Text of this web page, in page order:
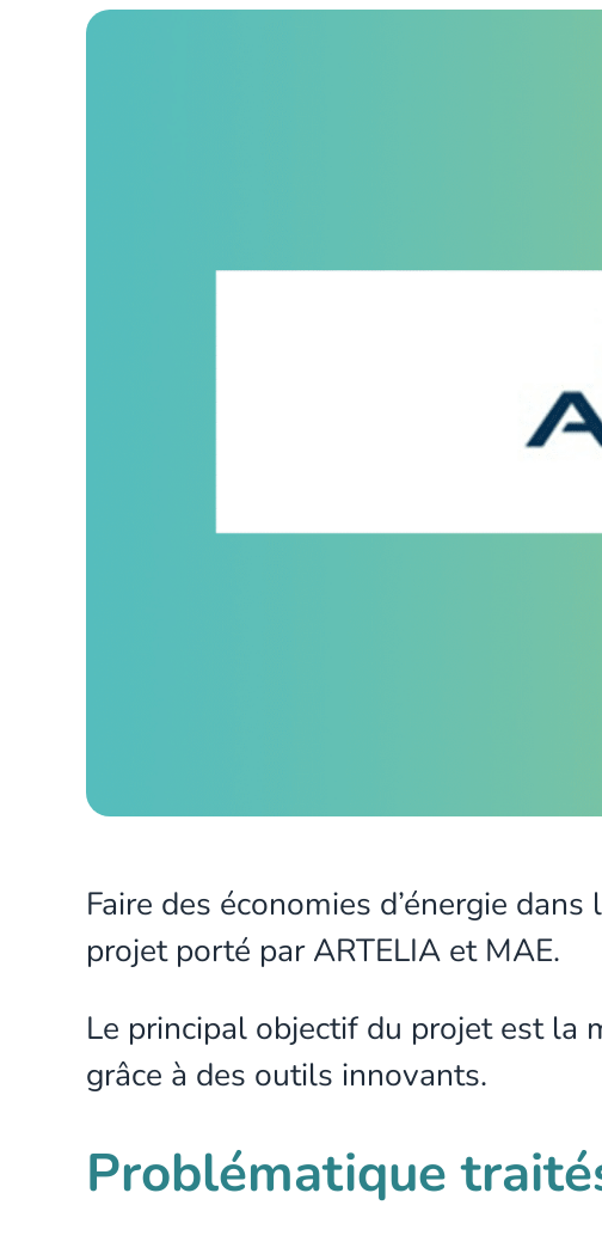
Faire des économies d’énergie
projet porté par ARTELIA et MAE.
Le principal objectif du projet est la
grâce à des outils innovants.
Problématique